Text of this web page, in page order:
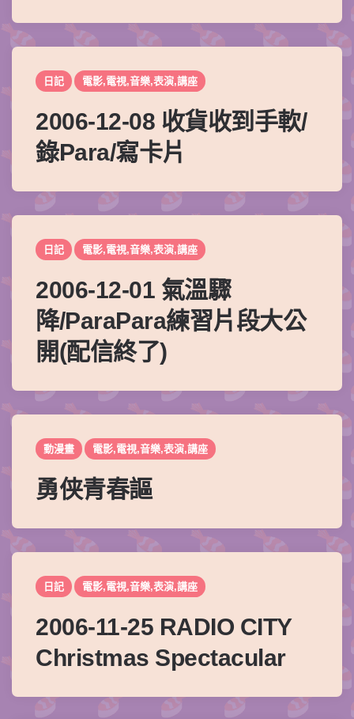
日記 電影,電視,音樂,表演,講座
2006-12-08 收貨收到手軟/
錄Para/寫卡片
日記 電影,電視,音樂,表演,講座
2006-12-01 氣溫驟
降/ParaPara練習片段大公
開(配信終了)
動漫畫 電影,電視,音樂,表演,講座
勇侠青春謳
日記 電影,電視,音樂,表演,講座
2006-11-25 RADIO CITY
Christmas Spectacular